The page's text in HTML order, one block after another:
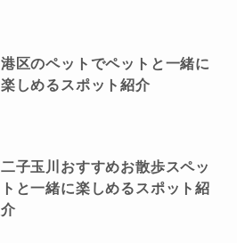
港区のペットでペットと一緒に
楽しめるスポット紹介
二子玉川おすすめお散歩スペッ
トと一緒に楽しめるスポット紹
介